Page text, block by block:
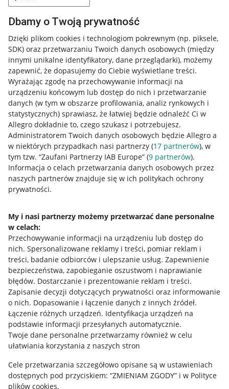
Dbamy o Twoją prywatność
Dzięki plikom cookies i technologiom pokrewnym (np. piksele,
SDK) oraz przetwarzaniu Twoich danych osobowych (między
innymi unikalne identyfikatory, dane przeglądarki), możemy
zapewnić, że dopasujemy do Ciebie wyświetlane treści.
Wyrażając zgodę na przechowywanie informacji na
urządzeniu końcowym lub dostęp do nich i przetwarzanie
danych (w tym w obszarze profilowania, analiz rynkowych i
statystycznych) sprawiasz, że łatwiej będzie odnaleźć Ci w
Allegro dokładnie to, czego szukasz i potrzebujesz.
Administratorem Twoich danych osobowych będzie Allegro a
w niektórych przypadkach nasi partnerzy (17 partnerów), w
tym tzw. “Zaufani Partnerzy IAB Europe” (9 partnerów).
Informacja o celach przetwarzania danych osobowych przez
naszych partnerów znajduje się w ich politykach ochrony
prywatności.
My i nasi partnerzy możemy przetwarzać dane personalne
w celach:
Przechowywanie informacji na urządzeniu lub dostęp do
nich. Spersonalizowane reklamy i treści, pomiar reklam i
treści, badanie odbiorców i ulepszanie usług. Zapewnienie
bezpieczeństwa, zapobieganie oszustwom i naprawianie
błędów. Dostarczanie i prezentowanie reklam i treści.
Zapisanie decyzji dotyczących prywatności oraz informowanie
o nich. Dopasowanie i łączenie danych z innych źródeł.
Łączenie różnych urządzeń. Identyfikacja urządzeń na
podstawie informacji przesyłanych automatycznie.
Twoje dane personalne przetwarzamy również w celu
ułatwiania korzystania z naszych stron
Cele przetwarzania szczegółowo opisane są w ustawieniach
dostępnych pod przyciskiem: “ZMIENIAM ZGODY” i w Polityce
plików cookies.
Przydatne informacje
Jak to działa
Allegro Gadane dla sprzedających
Allegro Gadane dla kupujących
Mapa miejscowości
Informacje prawne
Regulamin
Polityka plików "cookies"
Ustawienia plików "cookies"
Udostępnianie lokalizacji
Informacje dla Aktu o Usługach Cyfrowych